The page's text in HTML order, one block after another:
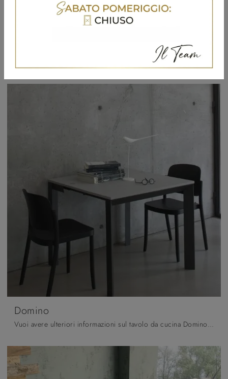
Domino
Vuoi avere ulteriori informazioni sul tavolo da cucina Domino di Altacom? Clicca e ottieni informazioni sui modelli consolle della firma.